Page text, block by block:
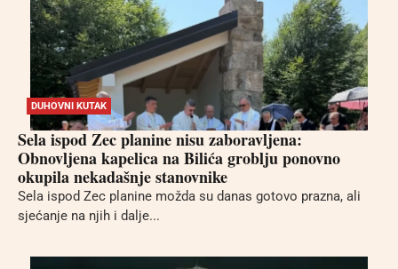
DUHOVNI KUTAK
Sela ispod Zec planine nisu zaboravljena:
Obnovljena kapelica na Bilića groblju ponovno
okupila nekadašnje stanovnike
Sela ispod Zec planine možda su danas gotovo prazna, ali
sjećanje na njih i dalje...